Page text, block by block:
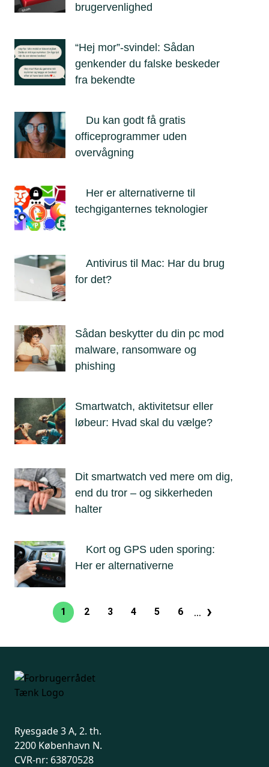
brugervenlighed
“Hej mor”-svindel: Sådan
genkender du falske beskeder
fra bekendte
Du kan godt få gratis
officeprogrammer uden
overvågning
Her er alternativerne til
techgiganternes teknologier
Antivirus til Mac: Har du brug
for det?
Sådan beskytter du din pc mod
malware, ransomware og
phishing
Smartwatch, aktivitetsur eller
løbeur: Hvad skal du vælge?
Dit smartwatch ved mere om dig,
end du tror – og sikkerheden
halter
Kort og GPS uden sporing:
Her er alternativerne
Sideinddeling
Nuværende
1 2 3 4 5
Side
6 …
side
›
Ryesgade 3 A, 2. th.
2200 København N.
CVR-nr: 63870528